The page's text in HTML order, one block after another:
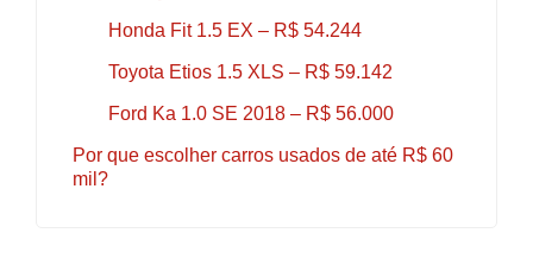
Honda Fit 1.5 EX – R$ 54.244
Toyota Etios 1.5 XLS – R$ 59.142
Ford Ka 1.0 SE 2018 – R$ 56.000
Por que escolher carros usados ​​de até R$ 60
mil?